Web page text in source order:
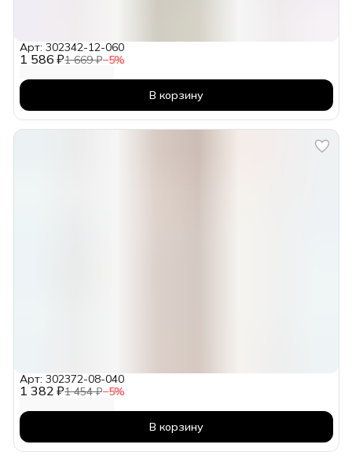
1 586 ₽1 669 ₽−5%
Арт: 302342-12-060
В корзину
1 382 ₽1 454 ₽−5%
Арт: 302372-08-040
В корзину